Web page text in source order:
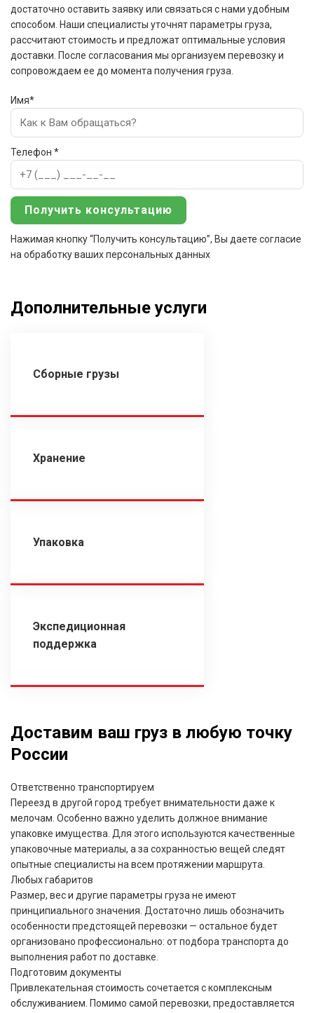
достаточно оставить заявку или связаться с нами удобным
способом. Наши специалисты уточнят параметры груза,
рассчитают стоимость и предложат оптимальные условия
доставки. После согласования мы организуем перевозку и
сопровождаем ее до момента получения груза.
Имя*
Телефон *
Нажимая кнопку “Получить консультацию”, Вы даете согласие
на обработку ваших персональных данных
Дополнительные услуги
Сборные грузы
Хранение
Упаковка
Экспедиционная
поддержка
Доставим ваш груз в любую точку
России
Ответственно транспортируем
Переезд в другой город требует внимательности даже к
мелочам. Особенно важно уделить должное внимание
упаковке имущества. Для этого используются качественные
упаковочные материалы, а за сохранностью вещей следят
опытные специалисты на всем протяжении маршрута.
Любых габаритов
Размер, вес и другие параметры груза не имеют
принципиального значения. Достаточно лишь обозначить
особенности предстоящей перевозки — остальное будет
организовано профессионально: от подбора транспорта до
выполнения работ по доставке.
Подготовим документы
Привлекательная стоимость сочетается с комплексным
обслуживанием. Помимо самой перевозки, предоставляется